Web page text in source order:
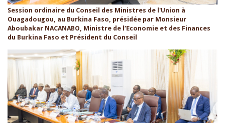
Session ordinaire du Conseil des Ministres de l'Union à
Ouagadougou, au Burkina Faso, présidée par Monsieur
Aboubakar NACANABO, Ministre de l’Economie et des Finances
du Burkina Faso et Président du Conseil